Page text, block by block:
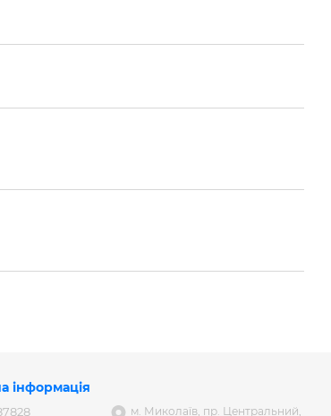
інформація
м. Миколаїв, пр. Центральний,